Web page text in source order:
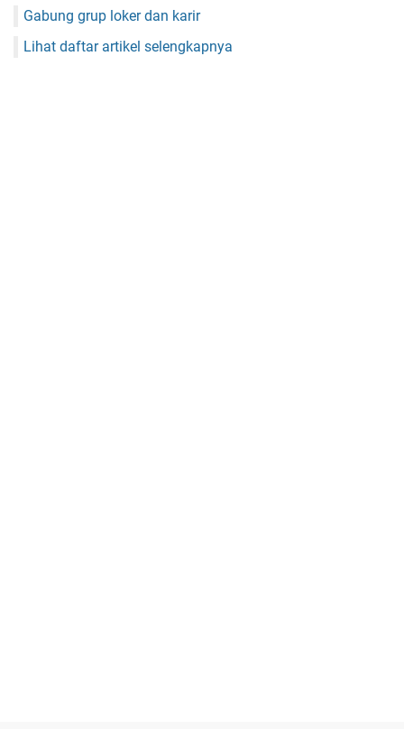
Gabung grup loker dan karir
Lihat daftar artikel selengkapnya